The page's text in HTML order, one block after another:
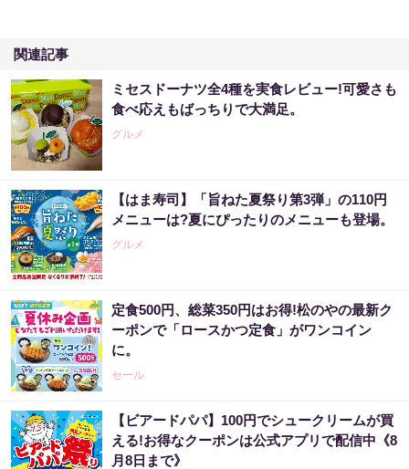
関連記事
ミセスドーナツ全4種を実食レビュー!可愛さも
食べ応えもばっちりで大満足。
グルメ
【はま寿司】「旨ねた夏祭り第3弾」の110円
メニューは?夏にぴったりのメニューも登場。
グルメ
定食500円、総菜350円はお得!松のやの最新ク
ーポンで「ロースかつ定食」がワンコイン
に。
セール
【ビアードパパ】100円でシュークリームが買
える!お得なクーポンは公式アプリで配信中《8
月8日まで》